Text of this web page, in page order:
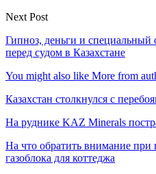
Next Post
Гипноз, деньги и специальный
перед судом в Казахстане
You might also like More from
Казахстан столкнулся с
На руднике KAZ Minerals
На что обратить внимание при
газоблока для коттеджа